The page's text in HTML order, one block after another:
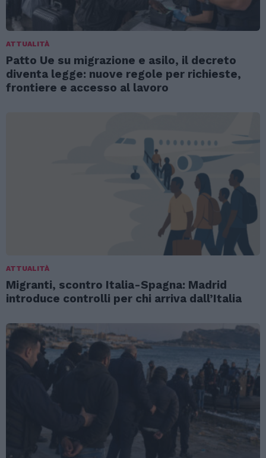
ATTUALITÀ
Patto Ue su migrazione e asilo, il decreto
diventa legge: nuove regole per richieste,
frontiere e accesso al lavoro
ATTUALITÀ
Migranti, scontro Italia-Spagna: Madrid
introduce controlli per chi arriva dall’Italia